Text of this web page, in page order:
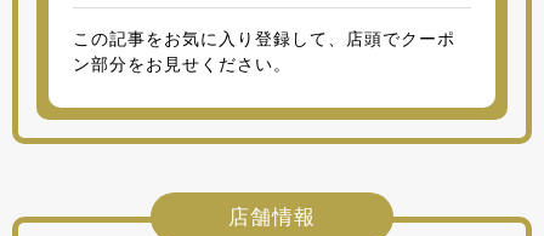
この記事をお気に入り登録して、店頭でクーポ
ン部分をお見せください。
店舗情報